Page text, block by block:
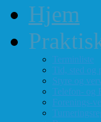
Hjem
Terminliste
Tid, sted og
Styre og
Telefon- og
Forenings-